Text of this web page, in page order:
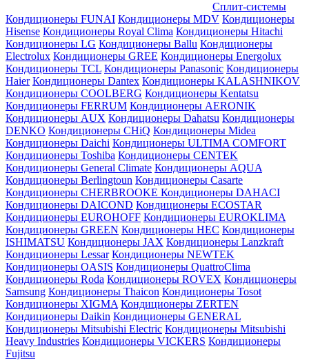
Сплит-системы
Кондиционеры FUNAI Кондиционеры MDV Кондиционеры
Hisense Кондиционеры Royal Clima Кондиционеры Hitachi
Кондиционеры LG Кондиционеры Ballu Кондиционеры
Electrolux Кондиционеры GREE Кондиционеры Energolux
Кондиционеры TCL Кондиционеры Panasonic Кондиционеры
Haier Кондиционеры Dantex Кондиционеры KALASHNIKOV
Кондиционеры СOOLBERG Кондиционеры Kentatsu
Кондиционеры FERRUM Кондиционеры AERONIK
Кондиционеры AUX Кондиционеры Dahatsu Кондиционеры
DENKO Кондиционеры CHiQ Кондиционеры Midea
Кондиционеры Daichi Кондиционеры ULTIMA COMFORT
Кондиционеры Toshiba Кондиционеры CENTEK
Кондиционеры General Climate Кондиционеры AQUA
Кондиционеры Berlingtoun Кондиционеры Casarte
Кондиционеры CHERBROOKE Кондиционеры DAHACI
Кондиционеры DAICOND Кондиционеры ECOSTAR
Кондиционеры EUROHOFF Кондиционеры EUROKLIMA
Кондиционеры GREEN Кондиционеры HEC Кондиционеры
ISHIMATSU Кондиционеры JAX Кондиционеры Lanzkraft
Кондиционеры Lessar Кондиционеры NEWTEK
Кондиционеры OASIS Кондиционеры QuattroClima
Кондиционеры Roda Кондиционеры ROVEX Кондиционеры
Samsung Кондиционеры Thaicon Кондиционеры Tosot
Кондиционеры XIGMA Кондиционеры ZERTEN
Кондиционеры Daikin Кондиционеры GENERAL
Кондиционеры Mitsubishi Electric Кондиционеры Mitsubishi
Heavy Industries Кондиционеры VICKERS Кондиционеры
Fujitsu